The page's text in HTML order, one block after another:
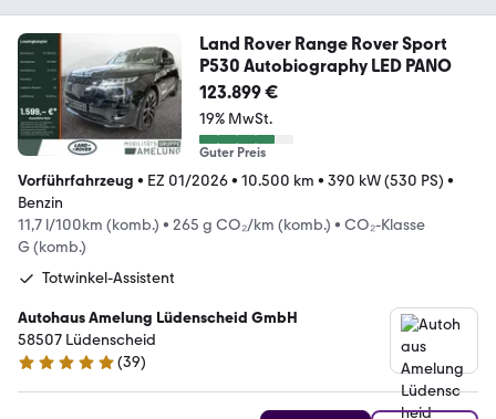
Land Rover Range Rover Sport
P530 Autobiography LED PANO
123.899 €
19% MwSt.
Guter Preis
Vorführfahrzeug • EZ 01/2026• 10.500 km • 390 kW (530 PS) •
Benzin
11,7 l/100km (komb.) • 265 g CO₂/km (komb.) • CO₂-Klasse
G (komb.)
Totwinkel-Assistent
Autohaus Amelung Lüdenscheid GmbH
58507 Lüdenscheid
4.9 Sterne
(39)